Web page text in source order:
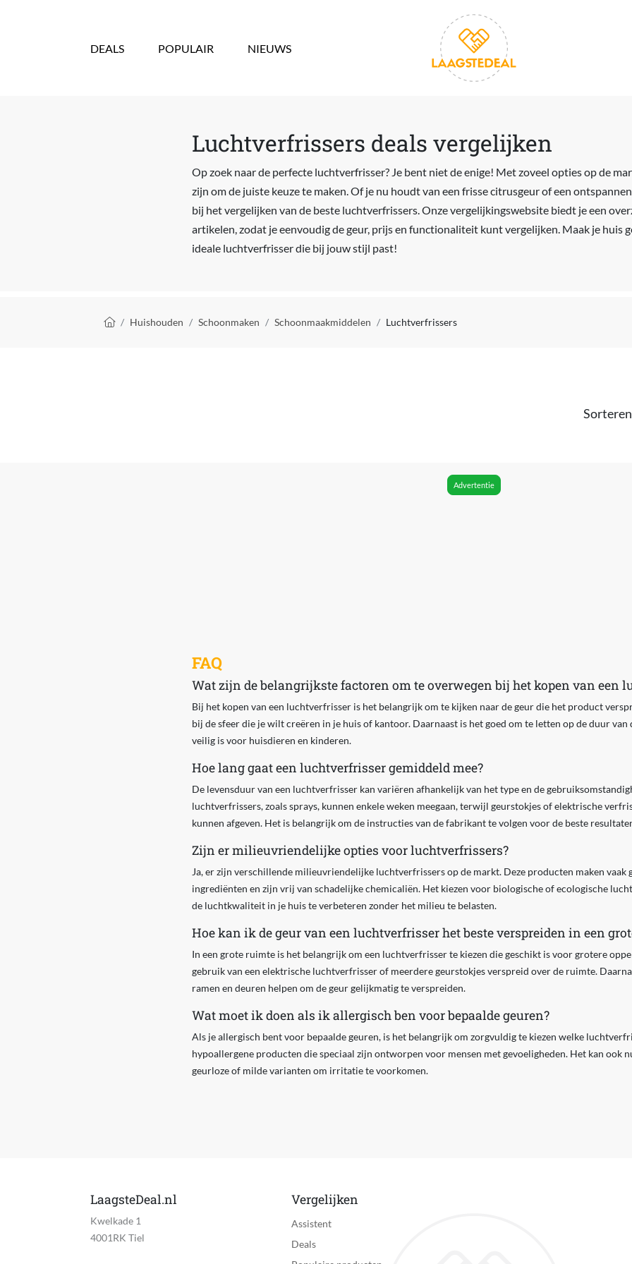
DEALS POPULAIR NIEUWS
Luchtverfrissers deals vergelijken
Op zoek naar de perfecte luchtverfrisser? Je bent niet de enige! Met zoveel opties op de
zijn om de juiste keuze te maken. Of je nu houdt van een frisse citrusgeur of een
bij het vergelijken van de beste luchtverfrissers. Onze vergelijkingswebsite biedt je een
artikelen, zodat je eenvoudig de geur, prijs en functionaliteit kunt vergelijken. Maak je huis
ideale luchtverfrisser die bij jouw stijl past!
Kruimelpad
Huishouden Schoonmaken Schoonmaakmiddelen Luchtverfrissers
Advertentie
FAQ
Wat zijn de belangrijkste factoren om te overwegen bij het kopen van een
Bij het kopen van een luchtverfrisser is het belangrijk om te kijken naar de geur die het product
bij de sfeer die je wilt creëren in je huis of kantoor. Daarnaast is het goed om te letten op de duur
veilig is voor huisdieren en kinderen.
Hoe lang gaat een luchtverfrisser gemiddeld mee?
De levensduur van een luchtverfrisser kan variëren afhankelijk van het type en de
luchtverfrissers, zoals sprays, kunnen enkele weken meegaan, terwijl geurstokjes of elektrische
kunnen afgeven. Het is belangrijk om de instructies van de fabrikant te volgen voor de beste
Zijn er milieuvriendelijke opties voor luchtverfrissers?
Ja, er zijn verschillende milieuvriendelijke luchtverfrissers op de markt. Deze producten maken vaak
ingrediënten en zijn vrij van schadelijke chemicaliën. Het kiezen voor biologische of ecologische
de luchtkwaliteit in je huis te verbeteren zonder het milieu te belasten.
Hoe kan ik de geur van een luchtverfrisser het beste verspreiden in een
In een grote ruimte is het belangrijk om een luchtverfrisser te kiezen die geschikt is voor grotere
gebruik van een elektrische luchtverfrisser of meerdere geurstokjes verspreid over de ruimte.
ramen en deuren helpen om de geur gelijkmatig te verspreiden.
Wat moet ik doen als ik allergisch ben voor bepaalde geuren?
Als je allergisch bent voor bepaalde geuren, is het belangrijk om zorgvuldig te kiezen welke
hypoallergene producten die speciaal zijn ontworpen voor mensen met gevoeligheden. Het kan ook
geurloze of milde varianten om irritatie te voorkomen.
LaagsteDeal.nl
Kwelkade 1
4001RK Tiel
Vergelijken
Assistent
Deals